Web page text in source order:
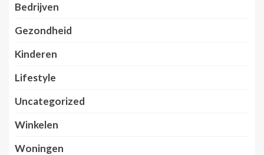
Bedrijven
Gezondheid
Kinderen
Lifestyle
Uncategorized
Winkelen
Woningen